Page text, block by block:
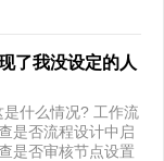
了我没设定的人
什么情况? 工作流
是否流程设计中启
是否审核节点设置